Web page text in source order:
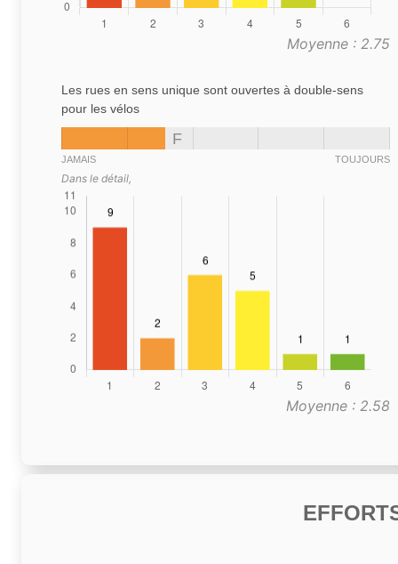
Moyenne : 2.75
Les rues en sens unique sont ouvertes à double-sens
pour les vélos
F
JAMAIS TOUJOURS
Dans le détail,
Moyenne : 2.58